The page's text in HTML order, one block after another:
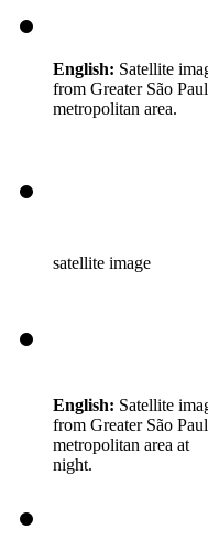
English: Satellite
from Greater São
metropolitan area.
satellite image
English: Satellite
from Greater São
metropolitan area at
night.